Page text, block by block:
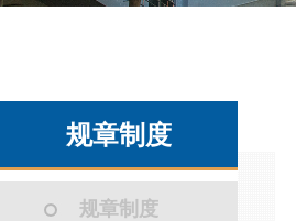
规章制度
规章制度